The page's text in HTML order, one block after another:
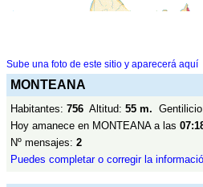
Sube una foto de este sitio y aparecerá aquí
MONTEANA
Habitantes: 756 Altitud: 55 m.
Hoy amanece en MONTEANA a las
Nº mensajes: 2
Puedes completar o corregir la